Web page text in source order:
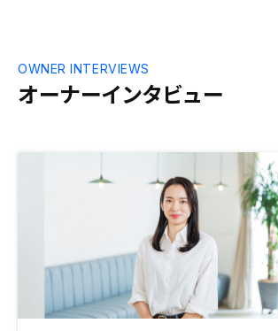
対応してくれ、不動産業界に抱いていた不
安感を感じませんでした。 RENOSYの仕
組みで一番助かるのは管理一切を任せられ
に支障をきたす作業は無理なので不動産投
資に労力を振れない人には助かると思いま
もう少し多くして貰いつつセールスして貰
いたかったことと、管理一切を任せておい
てなんですが、月々のキャッシュフローが
マイナスにならないような価格設定が提案
されたら嬉しいです。 契約・引き渡しを
受けたばかりですが落ち着いたら2件目も
オーナーインタビュー
OWNER INTERVIEWS